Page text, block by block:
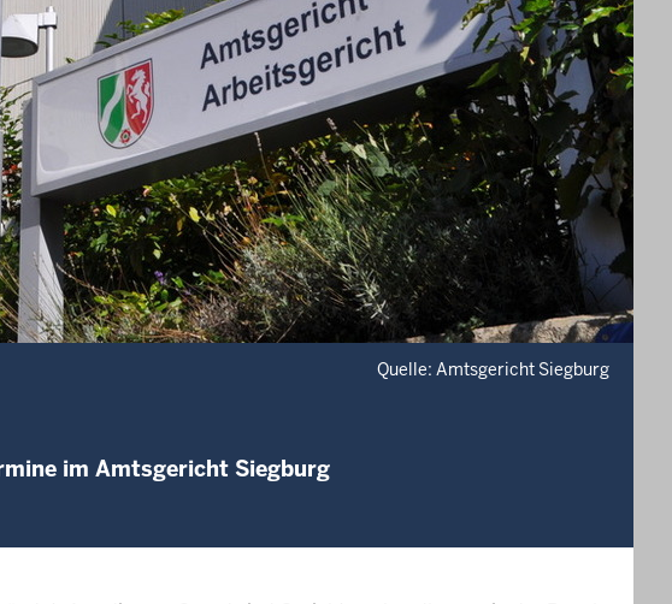
Quelle: Amtsgericht Siegburg
im Amtsgericht Siegburg